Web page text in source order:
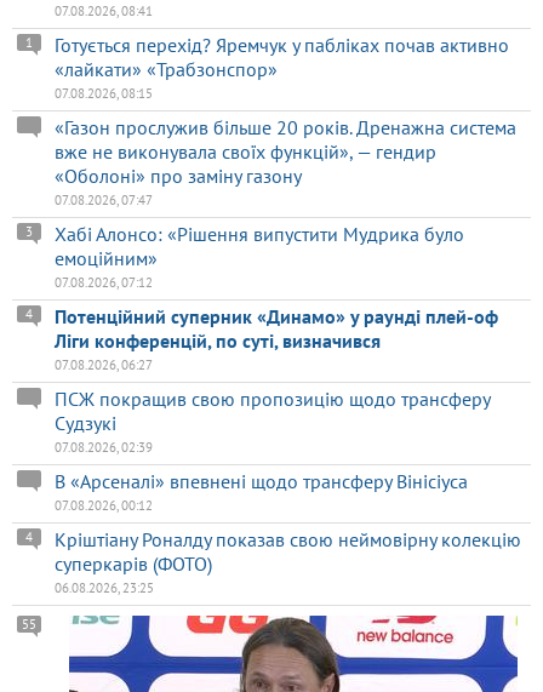
07.08.2026, 08:41
Готується перехід? Яремчук у пабліках почав активно
«лайкати» «Трабзонспор»
1
07.08.2026, 08:15
«Газон прослужив більше 20 років. Дренажна система
вже не виконувала своїх функцій», — гендир
«Оболоні» про заміну газону
07.08.2026, 07:47
Хабі Алонсо: «Рішення випустити Мудрика було
емоційним»
3
07.08.2026, 07:12
Потенційний суперник «Динамо» у раунді плей-оф
Ліги конференцій, по суті, визначився
4
07.08.2026, 06:27
ПСЖ покращив свою пропозицію щодо трансферу
Судзукі
07.08.2026, 02:39
В «Арсеналі» впевнені щодо трансферу Вінісіуса
07.08.2026, 00:12
Кріштіану Роналду показав свою неймовірну колекцію
суперкарів (ФОТО)
4
06.08.2026, 23:25
55